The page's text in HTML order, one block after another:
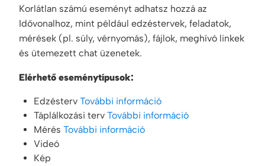
Korlátlan számú eseményt adhatsz hozzá az
Idővonalhoz, mint például edzéstervek, feladatok,
mérések (pl. súly, vérnyomás), fájlok, meghívó linkek
és ütemezett chat üzenetek.
Elérhető eseménytípusok:
Edzésterv További információ
Táplálkozási terv További információ
Mérés További információ
Videó
Kép